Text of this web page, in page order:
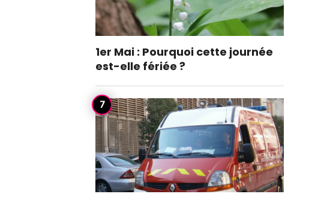
1er Mai : Pourquoi cette journée
est-elle fériée ?